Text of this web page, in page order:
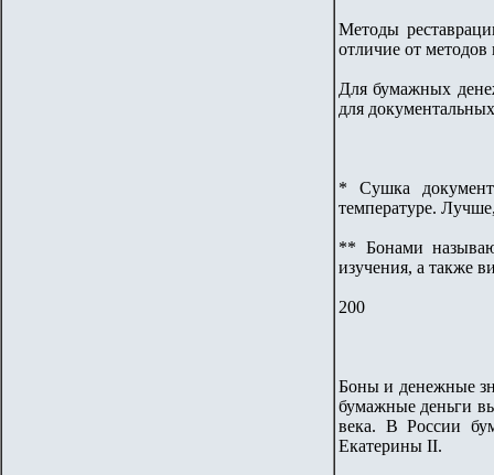
Методы
отличие от
Для бумажных
для
* Сушка
температуре.
** Бонами
изучения, а также
200
Боны и денежные
бумажные деньги
века. В России
Екатерины II.